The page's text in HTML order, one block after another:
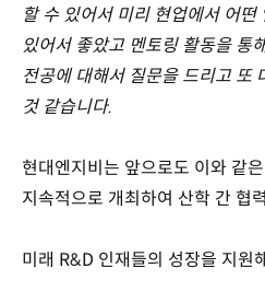
할 수 있어서 미리 현업에서 어
있어서 좋았고 멘토링 활동을 통
전공에 대해서 질문을 드리고 또
것 같습니다.
현대엔지비는 앞으로도 이와 같
지속적으로 개최하여 산학 간 협
미래 R&D 인재들의 성장을 지원